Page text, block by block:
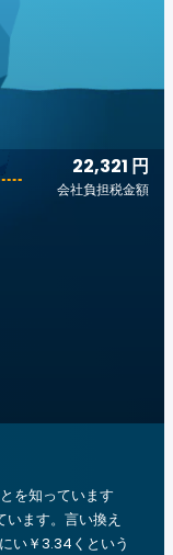
22,321 円
会社負担税金額
を知っています
ます。言い換え
い￥3.34くという